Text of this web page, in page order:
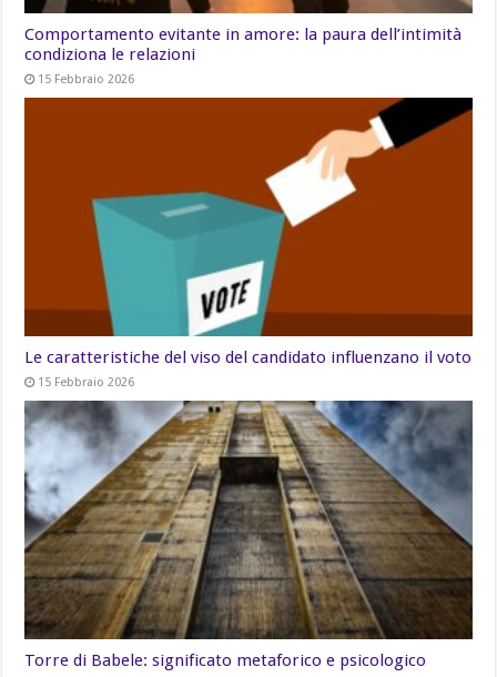
Comportamento evitante in amore: la paura dell’intimità
condiziona le relazioni
15 Febbraio 2026
Le caratteristiche del viso del candidato influenzano il voto
15 Febbraio 2026
Torre di Babele: significato metaforico e psicologico